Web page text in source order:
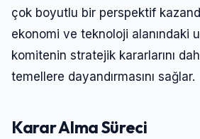
çok boyutlu bir perspektif
ekonomi ve teknoloji alanındaki
komitenin stratejik kararlarını
temellere dayandırmasını sağlar.
Karar Alma Süreci